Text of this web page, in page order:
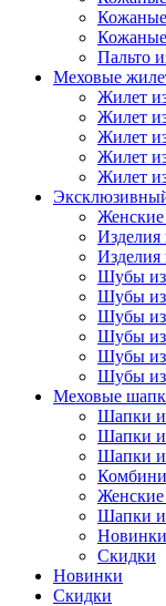
Пальто
Меховые
Жилет
Жилет
Жилет
Жилет
Жилет
Изделия
Изделия
Шубы из
Шубы из
Шубы из
Шубы из
Шубы
Шубы из
Меховые
Шапки
Шапки
Шапки
Шапки
Новинки
Скидки
Новинки
Скидки